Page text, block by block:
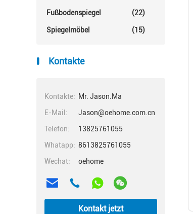
Fußbodenspiegel (22)
Spiegelmöbel (15)
Kontakte
Kontakte: Mr. Jason.Ma
E-Mail:
Jason@oehome.com.cn
Telefon:
13825761055
Whatapp: 8613825761055
Wechat:
oehome
Kontakt jetzt